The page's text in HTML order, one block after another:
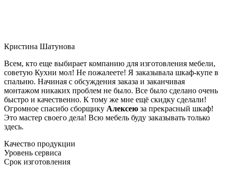
Кристина Шатунова
Всем, кто еще выбирает компанию для изготовления мебели,
советую Кухни мол! Не пожалеете! Я заказывала шкаф-купе в
спальню. Начиная с обсуждения заказа и заканчивая
монтажом никаких проблем не было. Все было сделано очень
быстро и качественно. К тому же мне ещё скидку сделали!
Огромное спасибо сборщику Алексею за прекрасный шкаф!
Это мастер своего дела! Всю мебель буду заказывать только
здесь.
Качество продукции
Уровень сервиса
Срок изготовления